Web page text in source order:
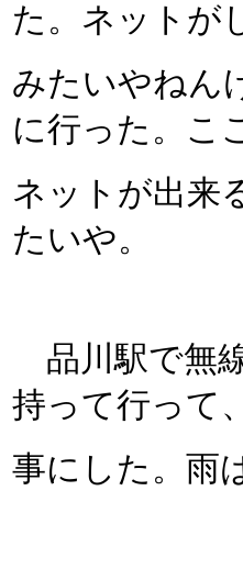
た。ネット
みたいやねん
に行った。こ
ネットが出来
たいや。
品川駅で無
持って行って
事にした。雨